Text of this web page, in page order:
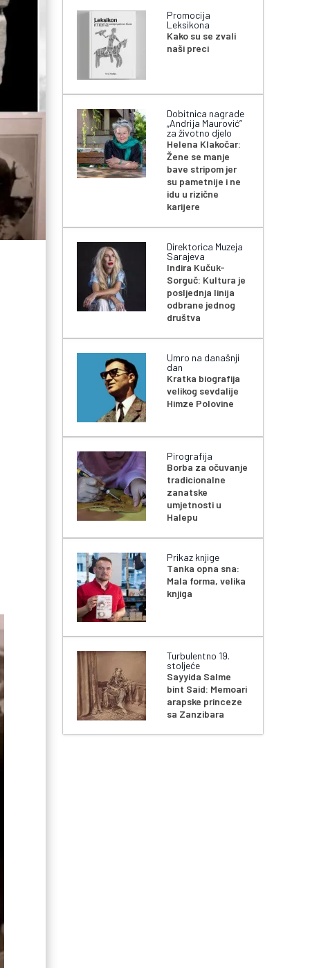
Promocija
Leksikona
Kako su se zvali
naši preci
Dobitnica nagrade
„Andrija Maurović”
za životno djelo
Helena Klakočar:
Žene se manje
bave stripom jer
su pametnije i ne
idu u rizične
karijere
Direktorica Muzeja
Sarajeva
Indira Kučuk-
Sorguč: Kultura je
posljednja linija
odbrane jednog
društva
Umro na današnji
dan
Kratka biografija
velikog sevdalije
Himze Polovine
Pirografija
Borba za očuvanje
tradicionalne
zanatske
umjetnosti u
Halepu
Prikaz knjige
Tanka opna sna:
Mala forma, velika
knjiga
Turbulentno 19.
stoljeće
Sayyida Salme
bint Said: Memoari
arapske princeze
sa Zanzibara